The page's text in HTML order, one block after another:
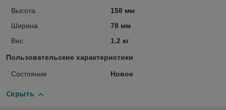
Высота
158 мм
Ширина
78 мм
Вес
1.2 кг
Пользовательские характеристики
Состояние Hовое
Скрыть